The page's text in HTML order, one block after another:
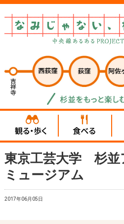
東京工芸大学 杉並
ミュージアム
2017年06月05日